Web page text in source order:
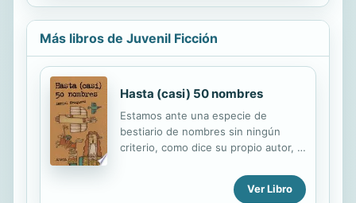
muestra una sátira magistralmente
hecha, el racismo, la infancia y la
importancia de la lealtad y el coraje,
Más libros de Juvenil Ficción
Hasta (casi) 50 nombres
Estamos ante una especie de
bestiario de nombres sin ningún
criterio, como dice su propio autor, o
recopilado una serie de nombres
vetustos, remotos, arcaicos,Ver Libro